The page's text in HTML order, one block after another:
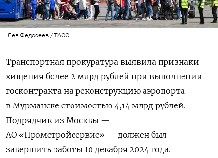
Лев Федосеев / ТАСС
Транспортная прокуратура выявила признаки
хищения более 2 млрд рублей при выполнении
госконтракта на реконструкцию аэропорта
в Мурманске стоимостью 4,14 млрд рублей.
Подрядчик из Москвы —
АО «Промстройсервис» — должен был
завершить работы 10 декабря 2024 года.